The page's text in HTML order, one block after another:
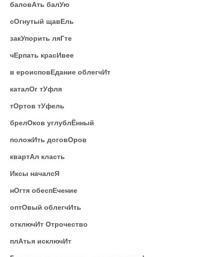
баловАть балУю
сОгнутый щавЕль
закУпорить ляГте
чЕрпать красИвее
в ероисповЕдание облегчИт
каталОг тУфля
тОртов тУфель
брелОков углублЁнный
положИть договОров
квартАл класть
Иксы началсЯ
нОгтя обеспЕчение
оптОвый облегчИть
отключИт Отрочество
плАтья исключИт